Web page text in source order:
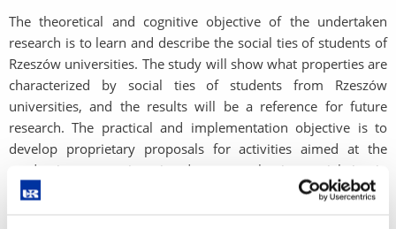
The theoretical and cognitive objective of the undertaken
research is to learn and describe the social ties of students of
Rzeszów universities. The study will show what properties are
characterized by social ties of students from Rzeszów
universities, and the results will be a reference for future
research. The practical and implementation objective is to
develop proprietary proposals for activities aimed at the
academic community, aimed at strengthening social ties in
a university with the use of individual and social cultural